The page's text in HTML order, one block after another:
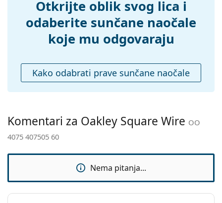
tamni filtar pogodan za intenzivno sunčevo zračenje
na plaži ili u gradu.
i njegu naočala. Neki modeli umjesto krpe mogu
sadržavati tekstilnu vrećicu.
Pogledajte cijelu ponudusunčanih naočala, gdje
jastučići za nos:
Da
Dodaci
Ne
čišćenje:
Da
Kategorija:
Sunčane naočale
Marka:
Upotreba:
Sport
sport:
Planinarenje
Otkrijte oblik svog lica i
odaberite sunčane naočale
koje mu odgovaraju
Kako odabrati prave sunčane naočale
Komentari za Oakley Square Wire OO
4075 407505 60
Nema pitanja...